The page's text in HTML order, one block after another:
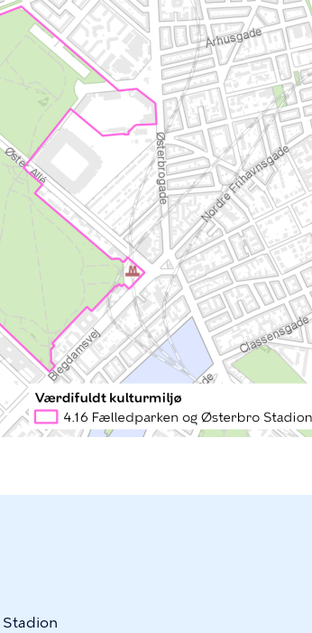
Stadion